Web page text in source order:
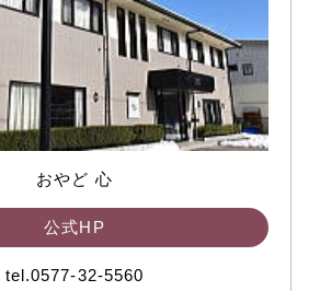
おやど 心
公式HP
tel.0577-32-5560